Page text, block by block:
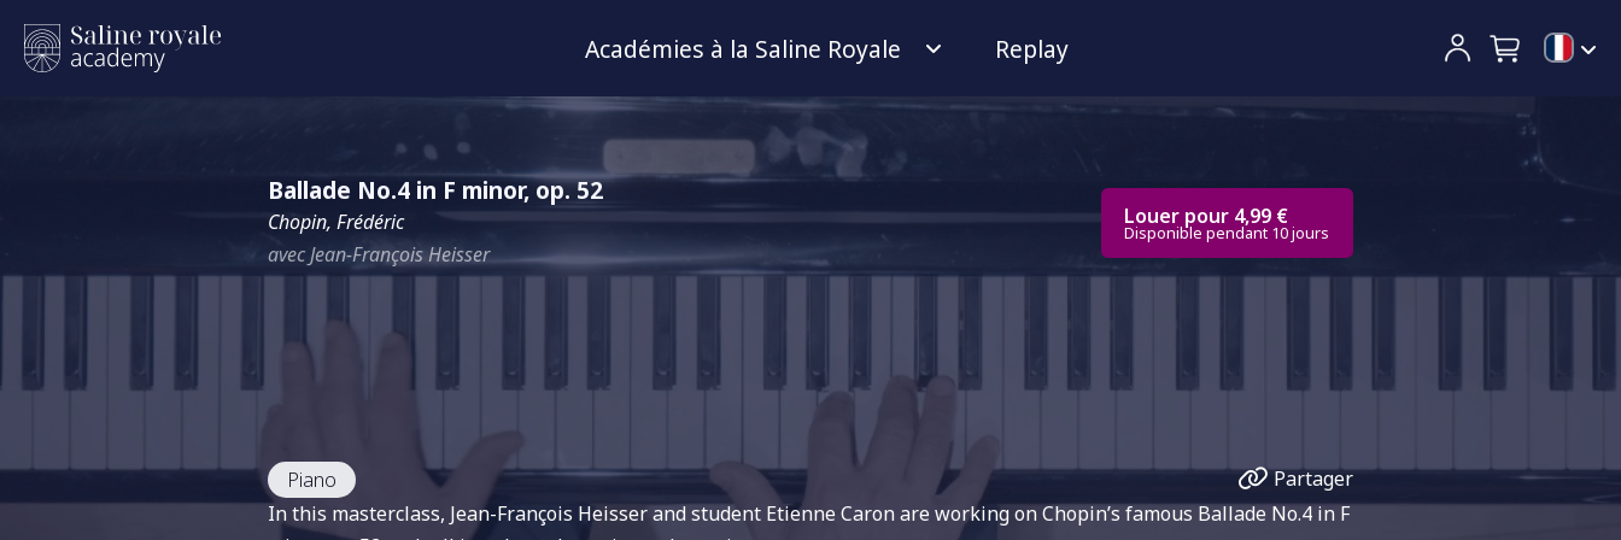
Académies à la Saline Royale Replay
Ballade No.4 in F minor, op. 52
Chopin, Frédéric
avec Jean-François Heisser
Louer pour 4,99 €
Disponible pendant 10 jours
Piano
Partager
In this masterclass, Jean-François Heisser and student Etienne Caron are working on Chopin’s famous Ballade No.4 in F